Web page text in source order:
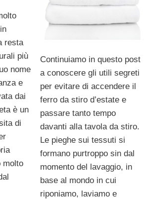
resta
più
nome
e
dai
è un
di
molto
Continuiamo in questo post
a conoscere gli utili segreti
per evitare di accendere il
ferro da stiro d’estate e
passare tanto tempo
davanti alla tavola da stiro.
Le pieghe sui tessuti si
formano purtroppo sin dal
momento del lavaggio, in
base al mondo in cui
riponiamo, laviamo e